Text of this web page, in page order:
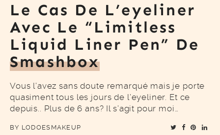
CONTACT
Le Cas De L’eyeliner
Avec Le “Limitless
Liquid Liner Pen” De
Smashbox
Vous l’avez sans doute remarqué mais je porte
quasiment tous les jours de l’eyeliner. Et ce
depuis.. Plus de 6 ans? Il s’agit pour moi…
BY LODOESMAKEUP